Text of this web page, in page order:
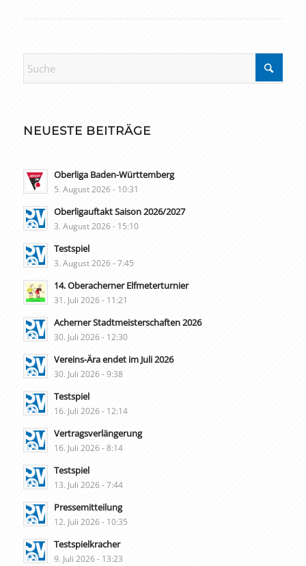
NEUESTE BEITRÄGE
Oberliga Baden-Württemberg
5. August 2026 - 10:31
Oberligauftakt Saison 2026/2027
3. August 2026 - 15:10
Testspiel
3. August 2026 - 7:45
14. Oberacherner Elfmeterturnier
31. Juli 2026 - 11:21
Acherner Stadtmeisterschaften 2026
30. Juli 2026 - 12:30
Vereins-Ära endet im Juli 2026
30. Juli 2026 - 9:38
Testspiel
16. Juli 2026 - 12:14
Vertragsverlängerung
16. Juli 2026 - 8:14
Testspiel
13. Juli 2026 - 7:44
Pressemitteilung
12. Juli 2026 - 10:35
Testspielkracher
9. Juli 2026 - 13:23